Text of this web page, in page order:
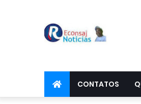
CONTATOS